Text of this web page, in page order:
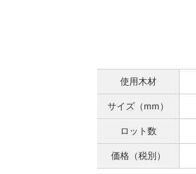
使用木材
サイズ（mm）
ロット数
価格（税別）